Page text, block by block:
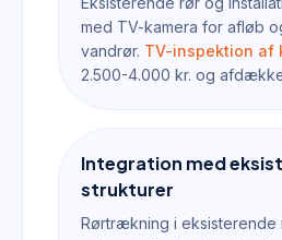
med TV-kamera for afløb
vandrør. TV-inspektion af
2.500-4.000 kr. og
Integration med
strukturer
Rørtrækning i